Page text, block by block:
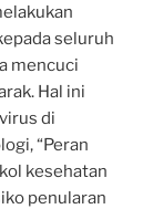
seluruh
mencuci
Hal ini
di
“Peran
kesehatan
penularan